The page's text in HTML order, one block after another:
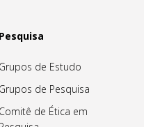
Pesquisa
Grupos de Estudo
Grupos de Pesquisa
Comitê de Ética em